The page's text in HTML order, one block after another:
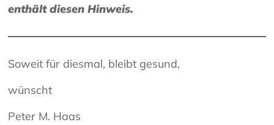
enthält diesen Hinweis.
Soweit für diesmal, bleibt gesund,
wünscht
Peter M. Haas